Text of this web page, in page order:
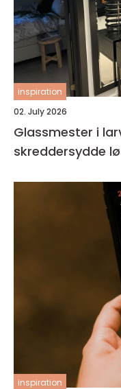
inspiration
02. July 2026
Glassmester i larvik trygghet,
skreddersydde
inspiration